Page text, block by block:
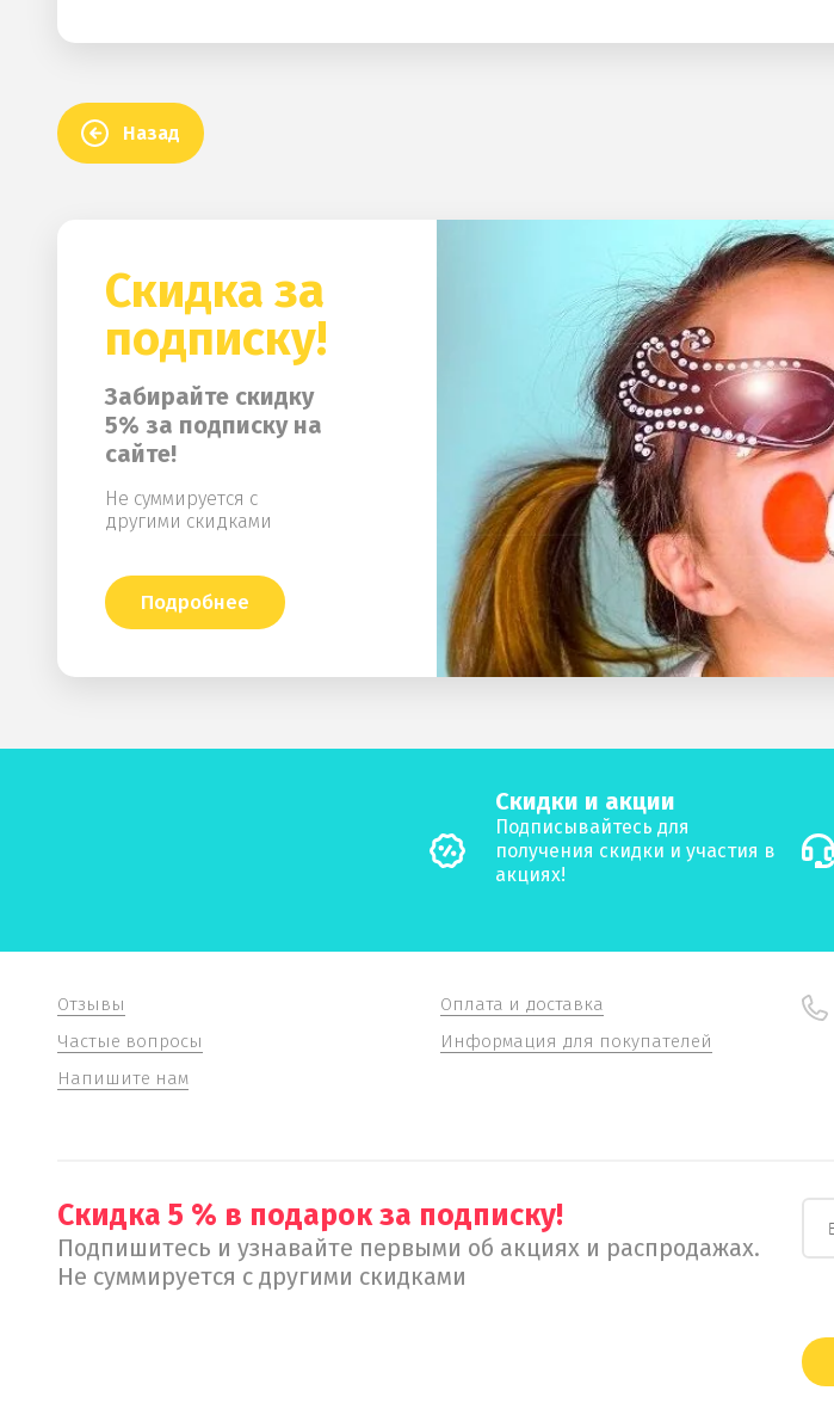
Назад
Скидка за
подписку!
Забирайте скидку
5% за подписку на
сайте!
Не суммируется с
другими скидками
Подробнее
Скидки и акции
Подписывайтесь для
получения скидки и участия в
акциях!
Отзывы
Частые вопросы
Напишите нам
Оплата и доставка
Информация для покупателей
Скидка 5 % в подарок за подписку!
Подпишитесь и узнавайте первыми об акциях и распродажах.
Не суммируется с другими скидками